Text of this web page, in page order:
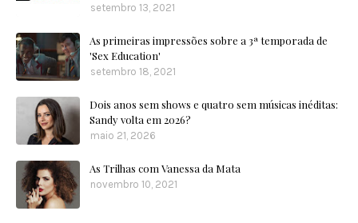
setembro 13, 2021
As primeiras impressões sobre a 3ª temporada de
'Sex Education'
setembro 18, 2021
Dois anos sem shows e quatro sem músicas inéditas:
Sandy volta em 2026?
maio 21, 2026
As Trilhas com Vanessa da Mata
novembro 10, 2021